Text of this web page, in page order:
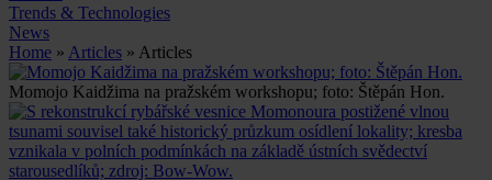
Trends & Technologies
News
Home » Articles » Articles
Momojo Kaidžima na pražském workshopu; foto: Štěpán Hon.